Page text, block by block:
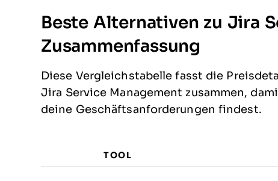
Beste Alternativen zu Jira
Zusammenfassung
Diese Vergleichstabelle fasst die
Jira Service Management zusammen,
deine Geschäftsanforderungen findest.
TOOL